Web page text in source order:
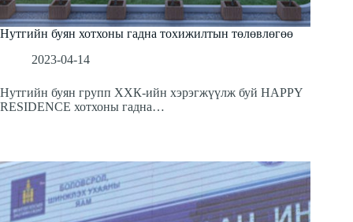
Нутгийн буян хотхоны гадна тохижилтын төлөвлөгөө
2023-04-14
Нутгийн буян групп ХХК-ийн хэрэгжүүлж буй HAPPY
RESIDENCE хотхоны гадна…